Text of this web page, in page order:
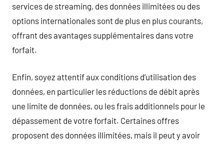
services de streaming, des données illimitées ou des
options internationales sont de plus en plus courants,
offrant des avantages supplémentaires dans votre
forfait.
Enfin, soyez attentif aux conditions d’utilisation des
données, en particulier les réductions de débit après
une limite de données, ou les frais additionnels pour le
dépassement de votre forfait. Certaines offres
proposent des données illimitées, mais il peut y avoir